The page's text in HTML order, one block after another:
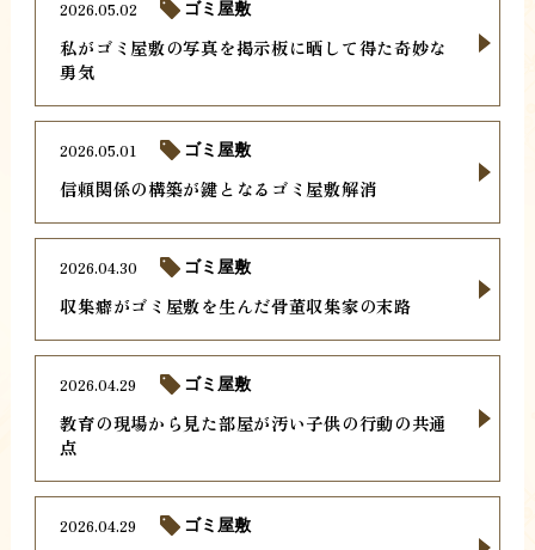
私がゴミ屋敷の写真を掲示板に晒して得た奇妙な
勇気
2026.05.02 ゴミ屋敷
信頼関係の構築が鍵となるゴミ屋敷解消
2026.05.01 ゴミ屋敷
収集癖がゴミ屋敷を生んだ骨董収集家の末路
2026.04.30 ゴミ屋敷
教育の現場から見た部屋が汚い子供の行動の共通
点
2026.04.29 ゴミ屋敷
2026.04.29 ゴミ屋敷